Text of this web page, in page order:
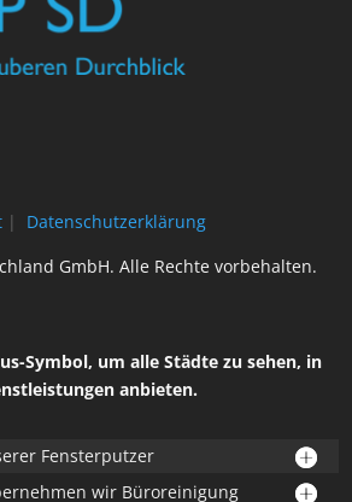
|
Datenschutzerklärung
GmbH. Alle Rechte vorbehalten.
Symbol, um alle Städte zu sehen, in
anbieten.
Fensterputzer
wir Büroreinigung